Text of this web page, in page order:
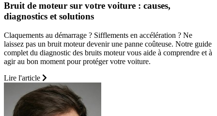
Bruit de moteur sur votre voiture : causes,
diagnostics et solutions
Claquements au démarrage ? Sifflements en accélération ? Ne
laissez pas un bruit moteur devenir une panne coûteuse. Notre guide
complet du diagnostic des bruits moteur vous aide à comprendre et à
agir au bon moment pour protéger votre voiture.
Lire l'article